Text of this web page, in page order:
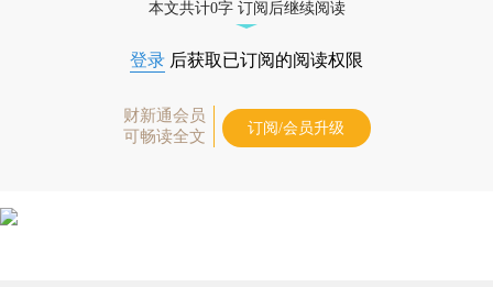
本文共计0字 订阅后继续阅读
登录 后获取已订阅的阅读权限
财新通会员
可畅读全文
订阅/会员升级